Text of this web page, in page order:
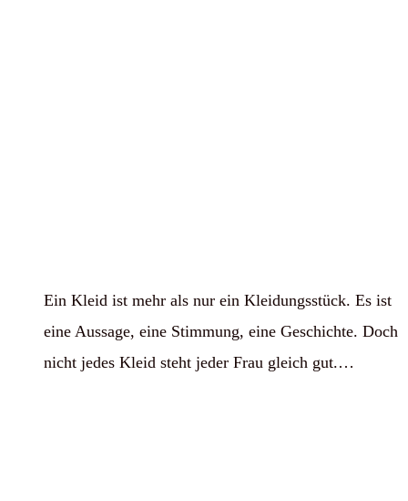
Ein Kleid ist mehr als nur ein Kleidungsstück. Es ist
eine Aussage, eine Stimmung, eine Geschichte. Doch
nicht jedes Kleid steht jeder Frau gleich gut.…